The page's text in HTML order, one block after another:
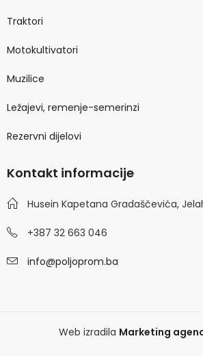
Traktori
Motokultivatori
Muzilice
Ležajevi, remenje-semerinzi
Rezervni dijelovi
Kontakt informacije
Husein Kapetana Gradaščevića,
+387 32 663 046
info@poljoprom.ba
Web izradila Marketing